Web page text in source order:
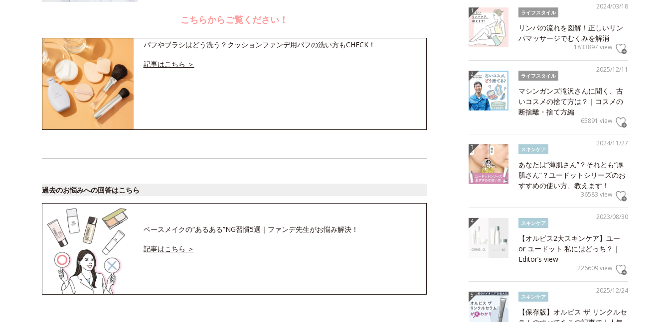
こちらからご覧ください！
パフやブラシはどう洗う？クッションファンデ用パフの洗い方もCHECK！
記事はこちら ＞
過去のお悩みへの回答はこちら
ベースメイクの“あるある”NG習慣5選｜ファンデ先生がお悩み解決！
記事はこちら ＞
2024/03/18
ライフスタイル
リンパの流れを図解！正しいリン
パマッサージでむくみを解消
1833897 view
2025/12/11
ライフスタイル
マシンガンズ滝沢さんに聞く、古
いコスメの捨て方は？｜コスメの
断捨離・捨て方編
65891 view
2024/11/27
スキンケア
あなたは“薄肌さん”？それとも“厚
肌さん”？ユードットシリーズのお
すすめの使い方、教えます！
36583 view
2023/08/30
スキンケア
【オルビス2大スキンケア】ユー
or ユードット 私にはどっち？｜
Editor’s view
226609 view
2025/12/24
スキンケア
【保存版】オルビス ザ リンクルセ